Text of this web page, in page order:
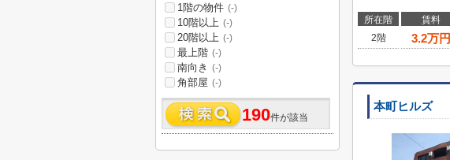
所在階 賃料
2階
3.2万円
本町ヒルズ
1階の物件 (-)
10階以上 (-)
20階以上 (-)
最上階 (-)
南向き (-)
角部屋 (-)
190件が該当